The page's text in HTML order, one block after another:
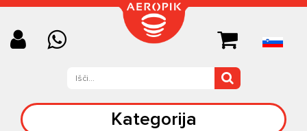
Kategorija